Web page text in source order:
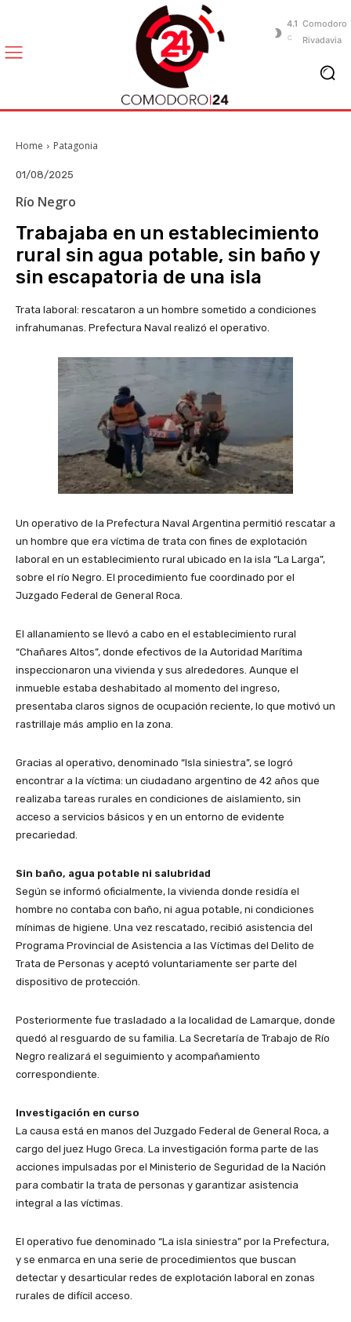
4.1
C
Comodoro
Rivadavia
Home Patagonia
01/08/2025
Río Negro
Trabajaba en un establecimiento
rural sin agua potable, sin baño y
sin escapatoria de una isla
Trata laboral: rescataron a un hombre sometido a condiciones
infrahumanas. Prefectura Naval realizó el operativo.
Un operativo de la Prefectura Naval Argentina permitió rescatar a
un hombre que era víctima de trata con fines de explotación
laboral en un establecimiento rural ubicado en la isla “La Larga”,
sobre el río Negro. El procedimiento fue coordinado por el
Juzgado Federal de General Roca.
El allanamiento se llevó a cabo en el establecimiento rural
“Chañares Altos”, donde efectivos de la Autoridad Marítima
inspeccionaron una vivienda y sus alrededores. Aunque el
inmueble estaba deshabitado al momento del ingreso,
presentaba claros signos de ocupación reciente, lo que motivó un
rastrillaje más amplio en la zona.
Gracias al operativo, denominado “Isla siniestra”, se logró
encontrar a la víctima: un ciudadano argentino de 42 años que
realizaba tareas rurales en condiciones de aislamiento, sin
acceso a servicios básicos y en un entorno de evidente
precariedad.
Sin baño, agua potable ni salubridad
Según se informó oficialmente, la vivienda donde residía el
hombre no contaba con baño, ni agua potable, ni condiciones
mínimas de higiene. Una vez rescatado, recibió asistencia del
Programa Provincial de Asistencia a las Víctimas del Delito de
Trata de Personas y aceptó voluntariamente ser parte del
dispositivo de protección.
Posteriormente fue trasladado a la localidad de Lamarque, donde
quedó al resguardo de su familia. La Secretaría de Trabajo de Río
Negro realizará el seguimiento y acompañamiento
correspondiente.
Investigación en curso
La causa está en manos del Juzgado Federal de General Roca, a
cargo del juez Hugo Greca. La investigación forma parte de las
acciones impulsadas por el Ministerio de Seguridad de la Nación
para combatir la trata de personas y garantizar asistencia
integral a las víctimas.
El operativo fue denominado “La isla siniestra” por la Prefectura,
y se enmarca en una serie de procedimientos que buscan
detectar y desarticular redes de explotación laboral en zonas
rurales de difícil acceso.